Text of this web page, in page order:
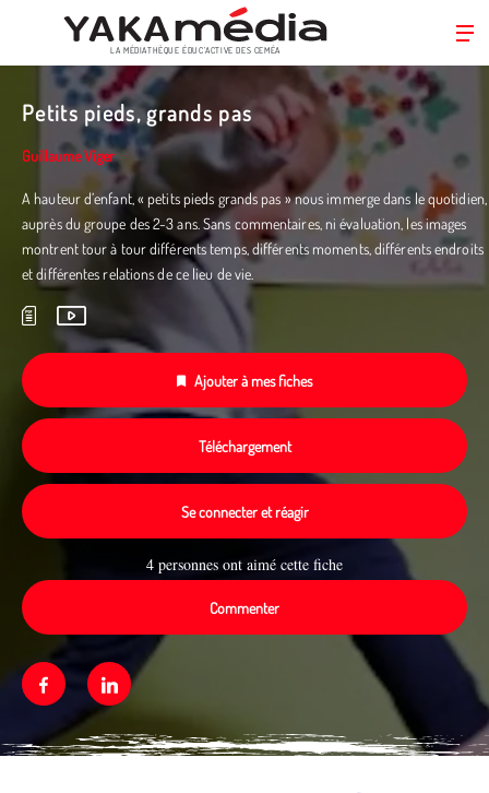
principal
LA MÉDIATHÈQUE ÉDUC’ACTIVE DES CEMÉA
Petits pieds, grands pas
Guillaume Viger
A hauteur d’enfant, « petits pieds grands pas » nous immerge dans le quotidien,
auprès du groupe des 2-3 ans. Sans commentaires, ni évaluation, les images
montrent tour à tour différents temps, différents moments, différents endroits
et différentes relations de ce lieu de vie.
Ajouter à mes fiches
Téléchargement
Se connecter et réagir
4 personnes ont aimé cette fiche
Commenter
FacebookLinkedin